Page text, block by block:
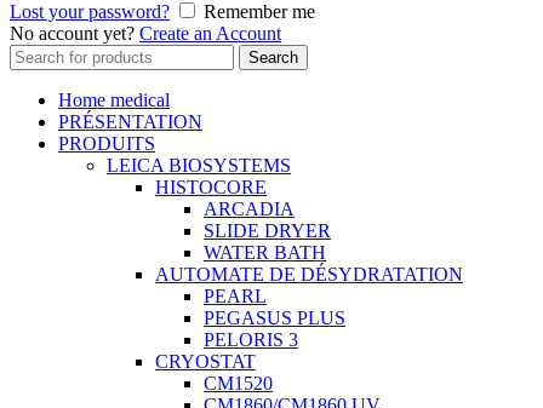
Lost your password?
Remember me
No account yet? Create an Account
Search
for:
Search
Home medical
PRÉSENTATION
PRODUITS
LEICA BIOSYSTEMS
HISTOCORE
ARCADIA
SLIDE DRYER
WATER BATH
AUTOMATE DE DÉSYDRATATION
PEARL
PEGASUS PLUS
PELORIS 3
CRYOSTAT
CM1520